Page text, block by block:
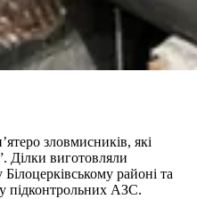
зловмисників, які
Ділки виготовляли
районі та
підконтрольних АЗС.